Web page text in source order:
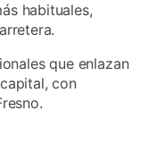
habituales,
que enlazan
con